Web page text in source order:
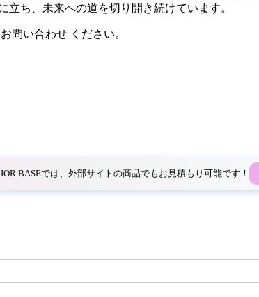
ち、未来への道を切り開き続けています。
お問い合わせ ください。
BASEでは、外部サイトの商品でもお見積もり可能です！